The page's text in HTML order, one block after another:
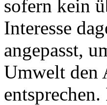
sofern kein
Interesse
angepasst,
Umwelt den